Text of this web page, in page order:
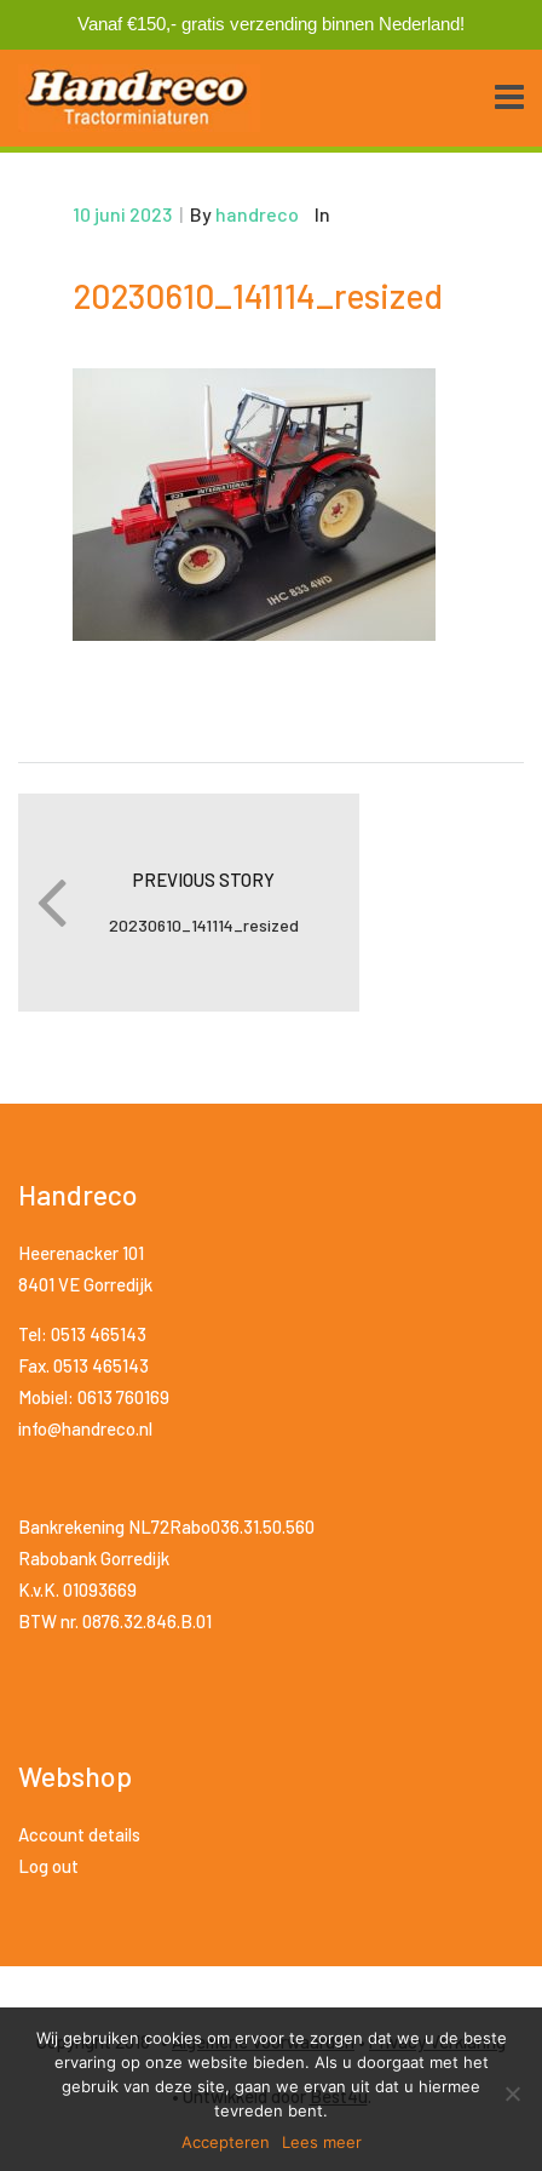
Vanaf €150,- gratis verzending binnen Nederland!
10 juni 2023 | By handreco In
20230610_141114_resized
PREVIOUS STORY
20230610_141114_resized
Handreco
Heerenacker 101
8401 VE Gorredijk
Tel: 0513 465143
Fax. 0513 465143
Mobiel: 0613 760169
info@handreco.nl
Bankrekening NL72Rabo036.31.50.560
Rabobank Gorredijk
K.v.K. 01093669
BTW nr. 0876.32.846.B.01
Webshop
Account details
Log out
Copyright 2018 •Algemene Voorwaarden•Privacy Verklaring
• Ontwikkeld doorBest4u.
Wij gebruiken cookies om ervoor te zorgen dat we u de beste
ervaring op onze website bieden. Als u doorgaat met het
gebruik van deze site, gaan we ervan uit dat u hiermee
tevreden bent.
Accepteren
Lees meer